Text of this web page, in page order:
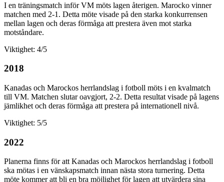
I en träningsmatch inför VM möts lagen återigen. Marocko vinner
matchen med 2-1. Detta möte visade på den starka konkurrensen
mellan lagen och deras förmåga att prestera även mot starka
motståndare.
Viktighet: 4/5
2018
Kanadas och Marockos herrlandslag i fotboll möts i en kvalmatch
till VM. Matchen slutar oavgjort, 2-2. Detta resultat visade på lagens
jämlikhet och deras förmåga att prestera på internationell nivå.
Viktighet: 5/5
2022
Planerna finns för att Kanadas och Marockos herrlandslag i fotboll
ska mötas i en vänskapsmatch innan nästa stora turnering. Detta
möte kommer att bli en bra möjlighet för lagen att utvärdera sina